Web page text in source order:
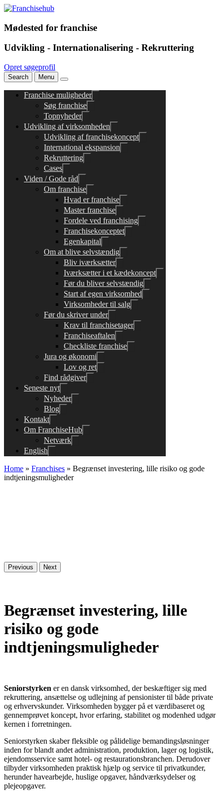
Mødested for franchise
Udvikling - Internationalisering - Rekruttering
Opret søgeprofil
Search Menu
Franchise muligheder
Søg franchise
Topnyheder
Udvikling af virksomheden
Udvikling af franchisekoncept
International ekspansion
Rekruttering
Cases
Viden / Gode råd
Om franchise
Hvad er franchise
Master franchise
Fordele ved franchising
Franchisekonceptet
Egenkapital
Om at blive selvstændig
Bliv iværksætter
Iværksætter i et kædekoncept
Før du bliver selvstændig
Start af egen virksomhed
Virksomheder til salg
Før du skriver under
Krav til franchisetager
Franchiseaftalen
Checkliste franchise
Jura og økonomi
Lov og ret
Find rådgiver
Seneste nyt
Nyheder
Blog
Kontakt
Om FranchiseHub
Netværk
English
Home » Franchises » Begrænset investering, lille risiko og gode
indtjeningsmuligheder
Previous Next
Begrænset investering, lille
risiko og gode
indtjeningsmuligheder
Seniorstyrken er en dansk virksomhed, der beskæftiger sig med
rekruttering, ansættelse og udlejning af pensionister til både private
og erhvervskunder. Virksomheden bygger på et værdibaseret og
gennemprøvet koncept, hvor erfaring, stabilitet og modenhed udgør
kernen i forretningen.
Seniorstyrken skaber fleksible og pålidelige bemandingsløsninger
inden for blandt andet administration, produktion, lager og logistik,
ejendomsservice samt hotel- og restaurationsbranchen. Derudover
tilbyder virksomheden praktisk hjælp og service til privatkunder,
herunder havearbejde, huslige opgaver, håndværksydelser og
plejeopgaver.